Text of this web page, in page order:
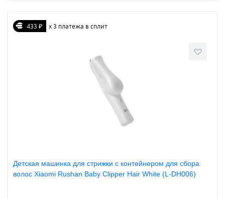
433 ₽ х 3 платежа в сплит
Детская машинка для стрижки с контейнером для сбора
волос Xiaomi Rushan Baby Clipper Hair White (L-DH006)